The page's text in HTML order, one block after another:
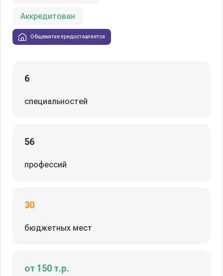
Аккредитован
Общежитие предоставляется
6
специальностей
56
профессий
30
бюджетных мест
от 150 т.р.